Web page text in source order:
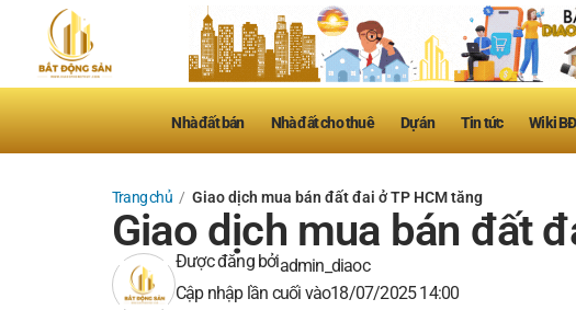
Nhà đất bán Nhà đất cho thuê Dự án Tin tức Wiki
Trang chủ / Giao dịch mua bán đất đai ở TP HCM tăng
Giao dịch mua bán đất
Được đăng bởiadmin_diaoc
Cập nhập lần cuối vào18/07/2025 14:00